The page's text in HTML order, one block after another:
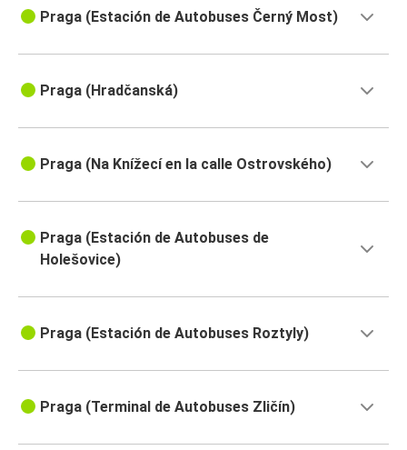
Praga (Estación de Autobuses Černý Most)
Praga (Hradčanská)
Praga (Na Knížecí en la calle Ostrovského)
Praga (Estación de Autobuses de
Holešovice)
Praga (Estación de Autobuses Roztyly)
Praga (Terminal de Autobuses Zličín)